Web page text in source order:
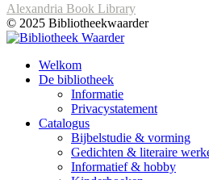
Alexandria Book Library
© 2025 Bibliotheekwaarder
Welkom
De bibliotheek
Informatie
Privacystatement
Catalogus
Bijbelstudie & vorming
Gedichten & literaire
Informatief & hobby